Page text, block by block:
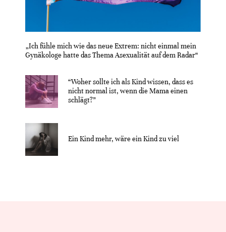
„Ich fühle mich wie das neue Extrem: nicht einmal mein
Gynäkologe hatte das Thema Asexualität auf dem Radar“
“Woher sollte ich als Kind wissen, dass es
nicht normal ist, wenn die Mama einen
schlägt?”
Ein Kind mehr, wäre ein Kind zu viel